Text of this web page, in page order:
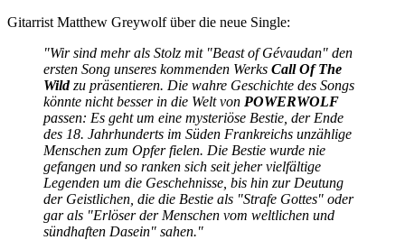
Gitarrist Matthew Greywolf über die neue Single:
"Wir sind mehr als Stolz mit "Beast of Gévaudan" den
ersten Song unseres kommenden Werks Call Of The
Wildzu präsentieren. Die wahre Geschichte des Songs
könnte nicht besser in die Welt von POWERWOLF
passen: Es geht um eine mysteriöse Bestie, der Ende
des 18. Jahrhunderts im Süden Frankreichs unzählige
Menschen zum Opfer fielen. Die Bestie wurde nie
gefangen und so ranken sich seit jeher vielfältige
Legenden um die Geschehnisse, bis hin zur Deutung
der Geistlichen, die die Bestie als "Strafe Gottes" oder
gar als "Erlöser der Menschen vom weltlichen und
sündhaften Dasein" sahen."